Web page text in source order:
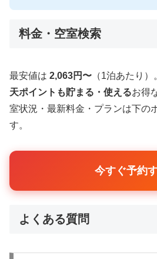
料金・空室検索
最安値は 2,063円〜 （1泊あたり
天ポイントも貯まる・使えるお得
室状況・最新料金・プランは下の
す。
今すぐ予約
よくある質問